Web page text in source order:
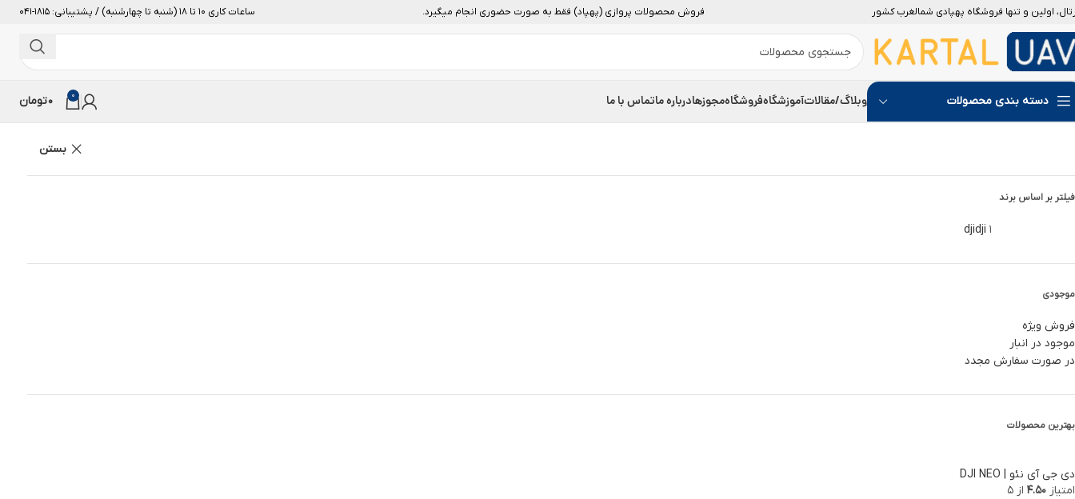
اولین و تنها فروشگاه پهپادی شمالغرب کشور فروش محصولات پروازی (پهپاد) فقط به صورت حضوری انجام میگیرد. ساعات کاری 10 تا 18 (شنبه تا چهارشنبه) / پشتیبانی: 1815-041
دسته بندی محصولات وبلاگ/مقالاتآموزشگاهفروشگاهمجوزهادرباره ماتماس با ما 0
0تومان
بستن
فیلتر بر اساس برند
djidji 1
موجودی
فروش ویژه
موجود در انبار
در صورت سفارش مجدد
بهترین محصولات
دی جی آی نئو | DJI NEO
امتیاز 4.50 از 5
ناموجود
ناموجود